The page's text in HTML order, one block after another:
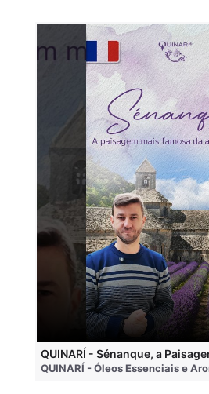
QUINARÍ - Óleos Essenciais e